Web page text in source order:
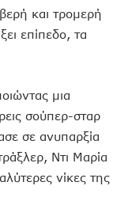
και τρομερή
επίπεδο, τα
μια
σούπερ-σταρ
σε ανυπαρξία
Ντι Μαρία
νίκες της